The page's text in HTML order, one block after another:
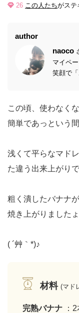
26 この人たちがステ
author
naoco
マイペ
笑顔で
この頃、使わなく
簡単であっという
浅くて平らなマド
た違う出来上がり
粗く潰したバナナ
焼き上がりましたょ
( ´艸｀*)♪
材料 (マド
完熟バナナ ：